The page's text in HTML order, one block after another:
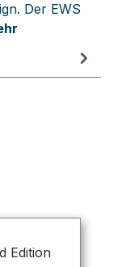
Der EWS